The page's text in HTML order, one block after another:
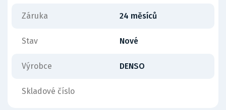
Záruka 24 měsíců
Stav Nové
Výrobce DENSO
Skladové číslo